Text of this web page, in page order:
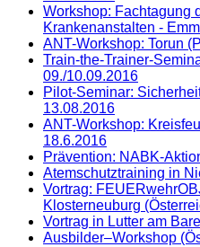
Workshop: Fachtagung
Krankenanstalten -
ANT-Workshop: Torun
Train-the-Trainer-
09./10.09.2016
Pilot-Seminar:
13.08.2016
ANT-Workshop:
18.6.2016
Prävention: NABK-
Atemschutztraining in
Vortrag:
Klosterneuburg
Vortrag in Lutter am
Ausbilder–Workshop